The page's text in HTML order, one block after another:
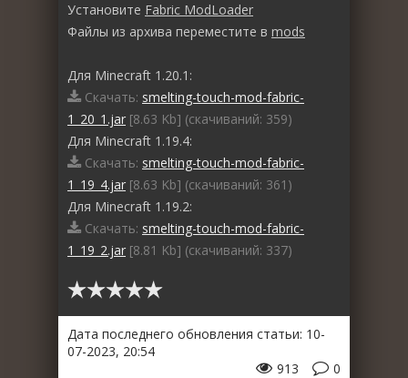
Установите Fabric ModLoader
Файлы из архива переместите в mods
Для Minecraft 1.20.1:
Скачать: smelting-touch-mod-fabric-
1_20_1.jar [8.63 Kb] (cкачиваний: 359)
Для Minecraft 1.19.4:
Скачать: smelting-touch-mod-fabric-
1_19_4.jar [8.63 Kb] (cкачиваний: 361)
Для Minecraft 1.19.2:
Скачать: smelting-touch-mod-fabric-
1_19_2.jar [8.81 Kb] (cкачиваний: 337)
Дата последнего обновления статьи: 10-
07-2023, 20:54
0
913